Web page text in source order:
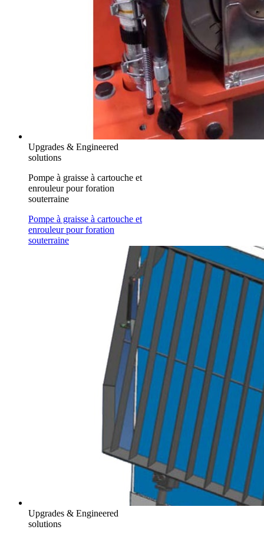
Upgrades & Engineered
solutions
Pompe à graisse à cartouche et
enrouleur pour foration
souterraine
Pompe à graisse à cartouche et
enrouleur pour foration
souterraine
Upgrades & Engineered
solutions